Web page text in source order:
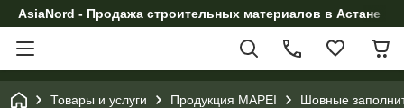
AsiaNord - Продажа строительных материалов в Астане
Товары и услуги Продукция MAPEI Шовные